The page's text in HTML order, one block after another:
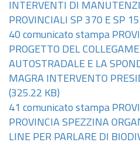
INTERVENTI DI
PROVINCIALI SP 370 E SP 15
40 comunicato stampa
PROGETTO DEL
AUTOSTRADALE E LA
MAGRA INTERVENTO
(325.22 KB)
41 comunicato stampa
PROVINCIA SPEZZINA
LINE PER PARLARE DI